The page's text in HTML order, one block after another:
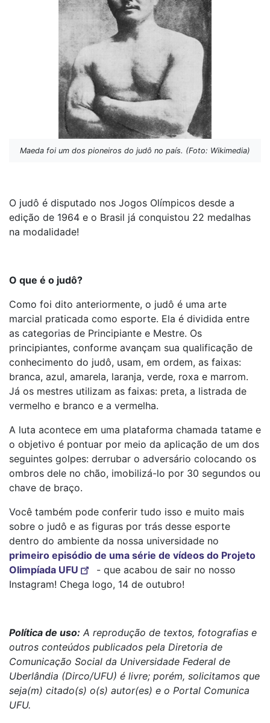
Maeda foi um dos pioneiros do judô no país. (Foto: Wikimedia)
O judô é disputado nos Jogos Olímpicos desde a
edição de 1964 e o Brasil já conquistou 22 medalhas
na modalidade!
O que é o judô?
Como foi dito anteriormente, o judô é uma arte
marcial praticada como esporte. Ela é dividida entre
as categorias de Principiante e Mestre. Os
principiantes, conforme avançam sua qualificação de
conhecimento do judô, usam, em ordem, as faixas:
branca, azul, amarela, laranja, verde, roxa e marrom.
Já os mestres utilizam as faixas: preta, a listrada de
vermelho e branco e a vermelha.
A luta acontece em uma plataforma chamada tatame e
o objetivo é pontuar por meio da aplicação de um dos
seguintes golpes: derrubar o adversário colocando os
ombros dele no chão, imobilizá-lo por 30 segundos ou
chave de braço.
Você também pode conferir tudo isso e muito mais
sobre o judô e as figuras por trás desse esporte
dentro do ambiente da nossa universidade no
primeiro episódio de uma série de vídeos do Projeto
Olimpíada UFU
- que acabou de sair no nosso
Instagram! Chega logo, 14 de outubro!
Política de uso: A reprodução de textos, fotografias e
outros conteúdos publicados pela Diretoria de
Comunicação Social da Universidade Federal de
Uberlândia (Dirco/UFU) é livre; porém, solicitamos que
seja(m) citado(s) o(s) autor(es) e o Portal Comunica
UFU.